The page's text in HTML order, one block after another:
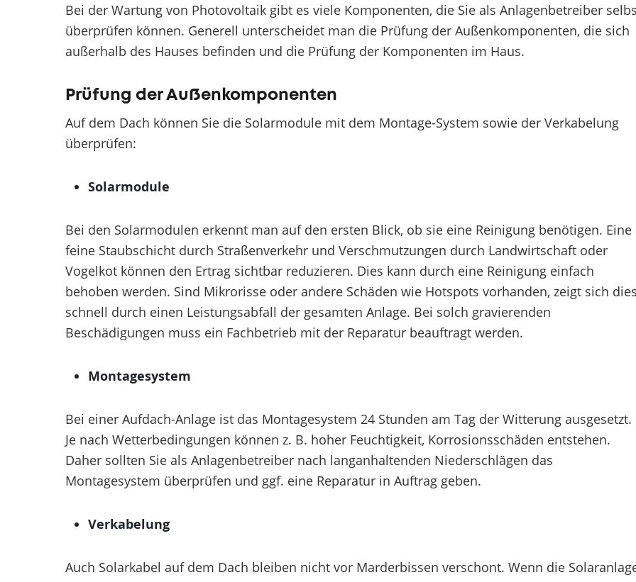
Bei der Wartung von Photovoltaik gibt es viele Komponenten, die Sie als Anlagenbetreiber
überprüfen können. Generell unterscheidet man die Prüfung der Außenkomponenten, die sich
außerhalb des Hauses befinden und die Prüfung der Komponenten im Haus.
Prüfung der Außenkomponenten
Auf dem Dach können Sie die Solarmodule mit dem Montage-System sowie der Verkabelung
überprüfen:
Solarmodule
Bei den Solarmodulen erkennt man auf den ersten Blick, ob sie eine Reinigung benötigen. Eine
feine Staubschicht durch Straßenverkehr und Verschmutzungen durch Landwirtschaft oder
Vogelkot können den Ertrag sichtbar reduzieren. Dies kann durch eine Reinigung einfach
behoben werden. Sind Mikrorisse oder andere Schäden wie Hotspots vorhanden, zeigt sich
schnell durch einen Leistungsabfall der gesamten Anlage. Bei solch gravierenden
Beschädigungen muss ein Fachbetrieb mit der Reparatur beauftragt werden.
Montagesystem
Bei einer Aufdach-Anlage ist das Montagesystem 24 Stunden am Tag der Witterung ausgesetzt.
Je nach Wetterbedingungen können z. B. hoher Feuchtigkeit, Korrosionsschäden entstehen.
Daher sollten Sie als Anlagenbetreiber nach langanhaltenden Niederschlägen das
Montagesystem überprüfen und ggf. eine Reparatur in Auftrag geben.
Verkabelung
Auch Solarkabel auf dem Dach bleiben nicht vor Marderbissen verschont. Wenn die